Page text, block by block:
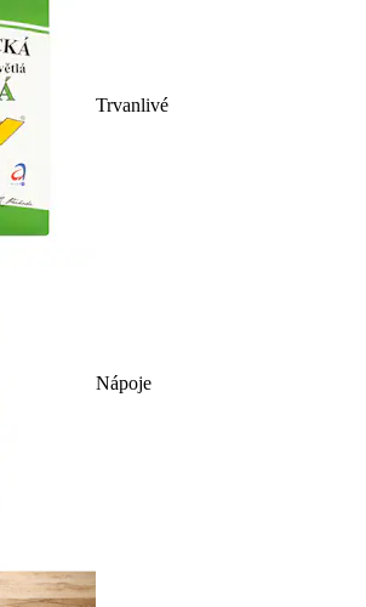
Trvanlivé
Nápoje